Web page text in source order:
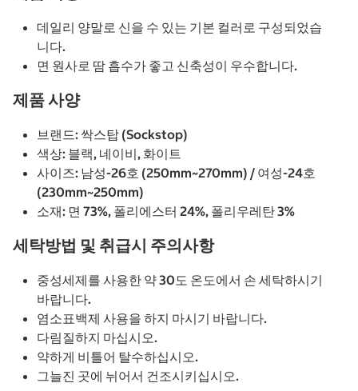
데일리 양말로 신을 수 있는 기본 컬러로 구성되었습
니다.
면 원사로 땀 흡수가 좋고 신축성이 우수합니다.
제품 사양
브랜드: 싹스탑 (Sockstop)
색상: 블랙, 네이비, 화이트
사이즈: 남성-26호 (250mm~270mm) / 여성-24호
(230mm~250mm)
소재: 면 73%, 폴리에스터 24%, 폴리우레탄 3%
세탁방법 및 취급시 주의사항
중성세제를 사용한 약 30도 온도에서 손 세탁하시기
바랍니다.
염소표백제 사용을 하지 마시기 바랍니다.
다림질하지 마십시오.
약하게 비틀어 탈수하십시오.
그늘진 곳에 뉘어서 건조시키십시오.